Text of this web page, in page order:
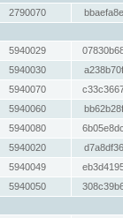
2790070
5940029
5940030
5940070
5940060
5940080
5940020
5940049
5940050